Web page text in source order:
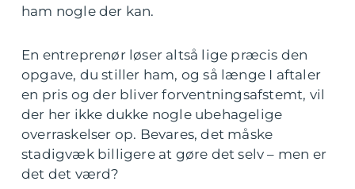
ham nogle der kan.
En entreprenør løser altså lige præcis den
opgave, du stiller ham, og så længe I aftaler
en pris og der bliver forventningsafstemt, vil
der her ikke dukke nogle ubehagelige
overraskelser op. Bevares, det måske
stadigvæk billigere at gøre det selv – men er
det det værd?